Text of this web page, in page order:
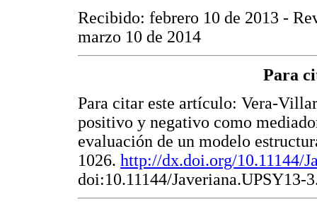
Recibido: febrero 10 de 2013 -
marzo 10 de 2014
Para
Para citar este artículo: Vera-
positivo y negativo como
evaluación de un modelo
1026. http://dx.doi.org/10.11144/
doi:10.11144/Javeriana.UPSY13-